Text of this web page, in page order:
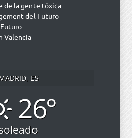
de la gente tóxica
del Futuro
Valencia
ES
26°